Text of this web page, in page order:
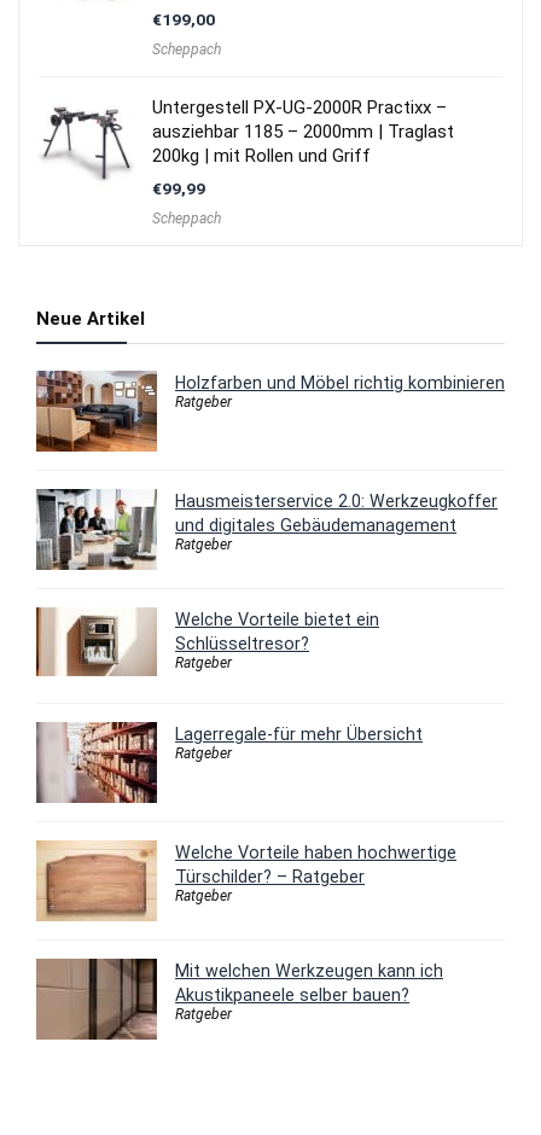
€199,00
Scheppach
Untergestell PX-UG-2000R Practixx –
ausziehbar 1185 – 2000mm | Traglast
200kg | mit Rollen und Griff
€99,99
Scheppach
Neue Artikel
Holzfarben und Möbel richtig kombinieren
Ratgeber
Hausmeisterservice 2.0: Werkzeugkoffer
und digitales Gebäudemanagement
Ratgeber
Welche Vorteile bietet ein
Schlüsseltresor?
Ratgeber
Lagerregale-für mehr Übersicht
Ratgeber
Welche Vorteile haben hochwertige
Türschilder? – Ratgeber
Ratgeber
Mit welchen Werkzeugen kann ich
Akustikpaneele selber bauen?
Ratgeber